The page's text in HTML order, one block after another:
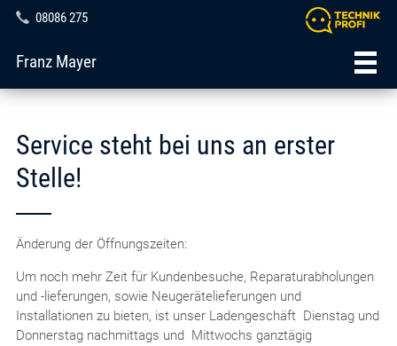
08086 275
Franz Mayer
Service steht bei uns an erster
Stelle!
Änderung der Öffnungszeiten:
Um noch mehr Zeit für Kundenbesuche, Reparaturabholungen
und -lieferungen, sowie Neugerätelieferungen und
Installationen zu bieten, ist unser Ladengeschäft Dienstag und
Donnerstag nachmittags und Mittwochs ganztägig